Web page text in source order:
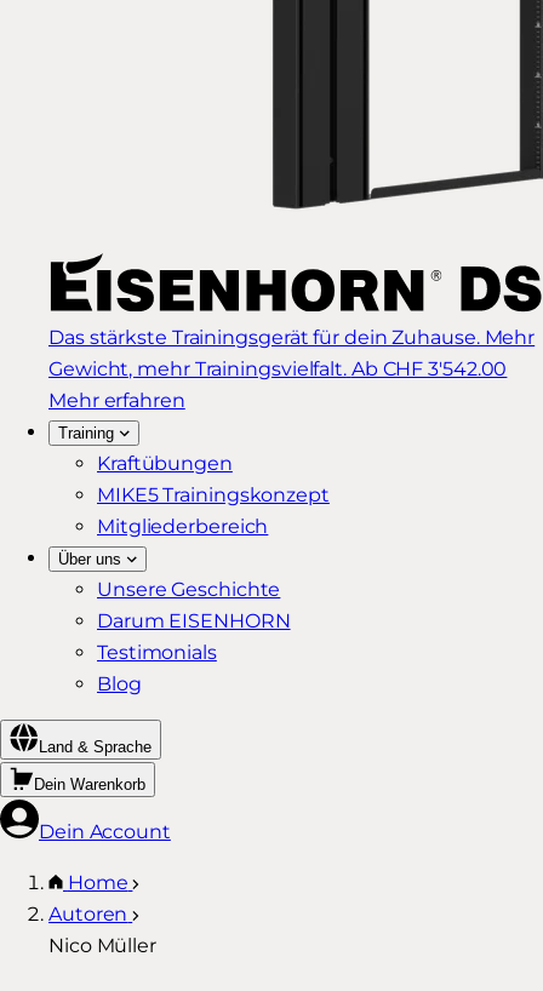
Das stärkste Trainingsgerät für dein Zuhause. Mehr
Gewicht, mehr Trainingsvielfalt. Ab CHF 3'542.00
Mehr erfahren
Training
Kraftübungen
MIKE5 Trainingskonzept
Mitgliederbereich
Über uns
Unsere Geschichte
Darum EISENHORN
Testimonials
Blog
Land & Sprache
Dein Warenkorb
Dein Account
Home
Autoren
Nico Müller